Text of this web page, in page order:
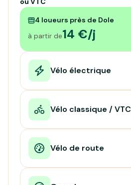
4 loueurs près de Dole
à partir de14 €/j
Vélo électrique
Vélo classique / VTC
Vélo de route